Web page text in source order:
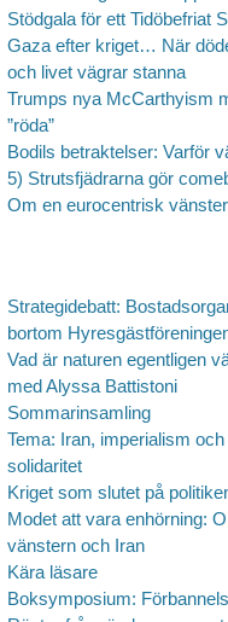
Stödgala för ett Tidöbefriat
Gaza efter kriget… När
och livet vägrar stanna
Trumps nya McCarthyism
”röda”
Bodils betraktelser: Varför
5) Strutsfjädrarna gör
Om en eurocentrisk vänster
Strategidebatt:
bortom
Vad är naturen egentligen
med Alyssa Battistoni
Sommarinsamling
Tema: Iran, imperialism
solidaritet
Kriget som slutet på
Modet att vara enhörning:
vänstern och Iran
Kära läsare
Boksymposium: